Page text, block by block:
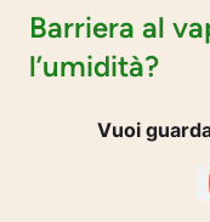
Barriera al
l’umidità?
Vuoi